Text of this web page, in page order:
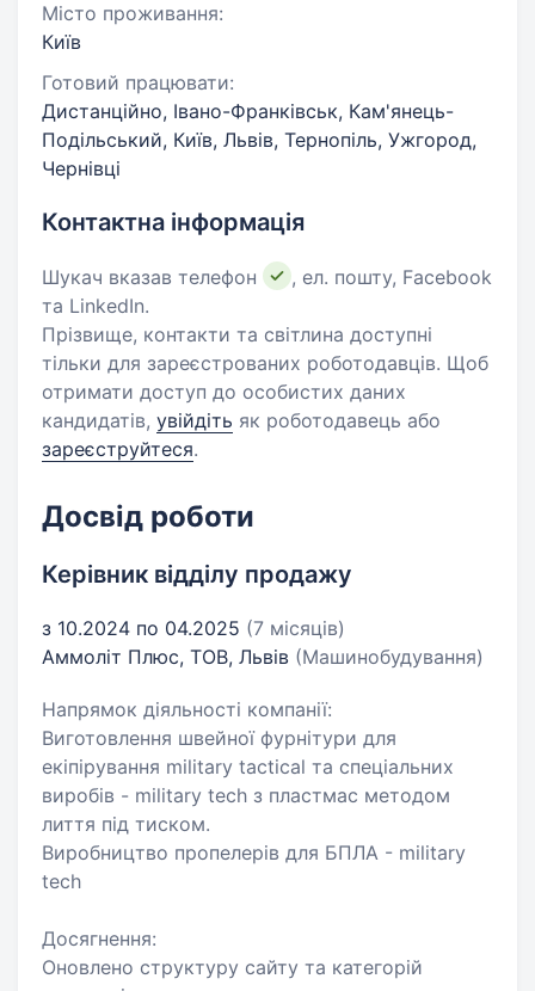
Місто проживання:
Київ
Готовий працювати:
Дистанційно, Івано-Франківськ, Кам'янець-
Подільський, Київ, Львів, Тернопіль, Ужгород,
Чернівці
Контактна інформація
Шукач вказав телефон
, ел. пошту, Facebook
та LinkedIn.
Прізвище, контакти та світлина доступні
тільки для зареєстрованих роботодавців. Щоб
отримати доступ до особистих даних
кандидатів, увійдіть як роботодавець або
зареєструйтеся.
Досвід роботи
Керівник відділу продажу
з 10.2024 по 04.2025 (7 місяців)
Аммоліт Плюс, ТОВ, Львів (Машинобудування)
Напрямок діяльності компанії:
Виготовлення швейної фурнітури для
екіпірування military tactical та спеціальних
виробів - military tech з пластмас методом
лиття під тиском.
Виробництво пропелерів для БПЛА - military
tech
Досягнення:
Оновлено структуру сайту та категорій